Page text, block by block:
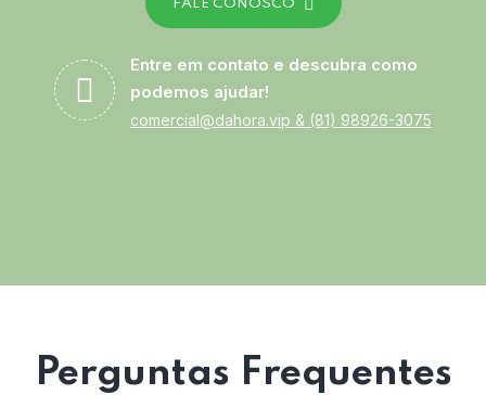
FALE CONOSCO
Entre em contato e descubra como
podemos ajudar!
comercial@dahora.vip & (81) 98926-3075
Perguntas Frequentes